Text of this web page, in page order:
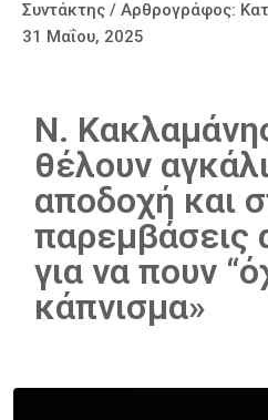
Συντάκτης / Αρθρογράφος:
31 Μαΐου, 2025
Ν.
θέλουν
αποδοχή και
παρεμβάσεις
για να πουν
κάπνισμα»